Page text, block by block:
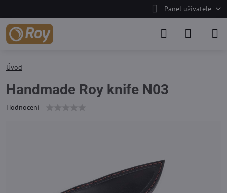
Panel uživatele
Úvod
Handmade Roy knife N03
Hodnocení